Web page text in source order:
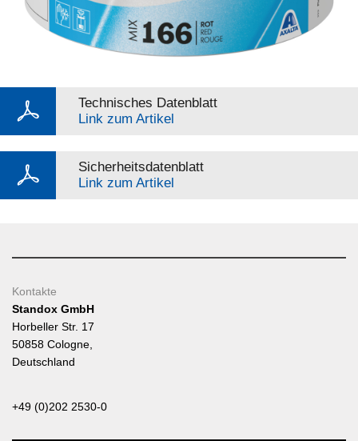
Technisches Datenblatt
Link zum Artikel
Sicherheitsdatenblatt
Link zum Artikel
Kontakte
Standox GmbH
Horbeller Str. 17
50858 Cologne,
Deutschland
+49 (0)202 2530-0